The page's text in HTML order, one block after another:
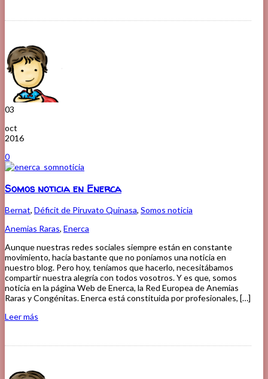
03
oct
2016
0
Somos noticia en Enerca
Bernat, Déficit de Piruvato Quinasa, Somos noticia
Anemias Raras, Enerca
Aunque nuestras redes sociales siempre están en constante
movimiento, hacía bastante que no poníamos una noticia en
nuestro blog. Pero hoy, teníamos que hacerlo, necesitábamos
compartir nuestra alegría con todos vosotros. Y es que, somos
noticia en la página Web de Enerca, la Red Europea de Anemias
Raras y Congénitas. Enerca está constituida por profesionales, […]
Leer más